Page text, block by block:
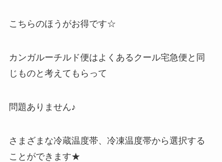
こちらのほうがお得です☆
カンガルーチルド便はよくあるクール宅急便と同
じものと考えてもらって
問題ありません♪
さまざまな冷蔵温度帯、冷凍温度帯から選択する
ことができます★